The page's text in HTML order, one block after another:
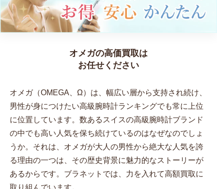
オメガの高価買取は
お任せください
オメガ（OMEGA、Ω）は、幅広い層から支持され続け、
男性が身につけたい高級腕時計ランキングでも常に上位
に位置しています。数あるスイスの高級腕時計ブランド
の中でも高い人気を保ち続けているのはなぜなのでしょ
うか。それは、オメガが大人の男性から絶大な人気を誇
る理由の一つは、その歴史背景に魅力的なストーリーが
あるからです。ブラネットでは、力を入れて高額買取に
取り組んでいます。